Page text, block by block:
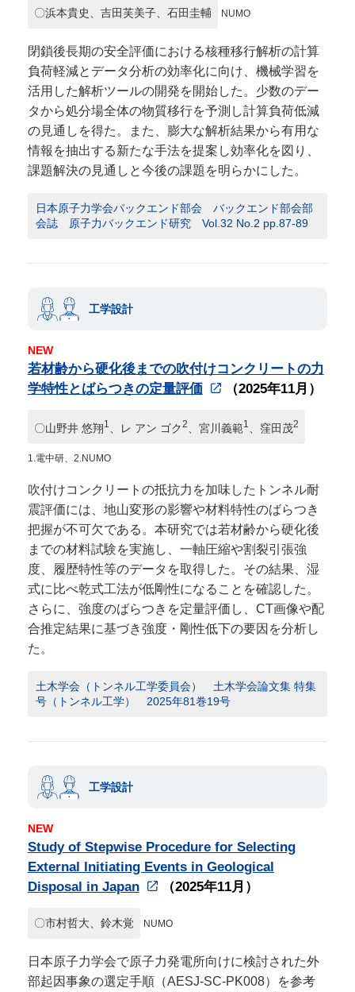
〇浜本貴史、吉田芙美子、石田圭輔 NUMO
閉鎖後長期の安全評価における核種移行解析の計算
負荷軽減とデータ分析の効率化に向け、機械学習を
活用した解析ツールの開発を開始した。少数のデー
タから処分場全体の物質移行を予測し計算負荷低減
の見通しを得た。また、膨大な解析結果から有用な
情報を抽出する新たな手法を提案し効率化を図り、
課題解決の見通しと今後の課題を明らかにした。
日本原子力学会バックエンド部会 バックエンド部会部
会誌 原子力バックエンド研究 Vol.32 No.2 pp.87-89
工学設計
NEW
若材齢から硬化後までの吹付けコンクリートの力
学特性とばらつきの定量評価
（2025年11月）
〇山野井 悠翔1 、レ アン ゴク2 、宮川義範1 、窪田茂2
1.電中研、2.NUMO
吹付けコンクリートの抵抗力を加味したトンネル耐
震評価には、地山変形の影響や材料特性のばらつき
把握が不可欠である。本研究では若材齢から硬化後
までの材料試験を実施し、一軸圧縮や割裂引張強
度、履歴特性等のデータを取得した。その結果、湿
式に比べ乾式工法が低剛性になることを確認した。
さらに、強度のばらつきを定量評価し、CT画像や配
合推定結果に基づき強度・剛性低下の要因を分析し
た。
土木学会（トンネル工学委員会） 土木学会論文集 特集
号（トンネル工学） 2025年81巻19号
工学設計
NEW
Study of Stepwise Procedure for Selecting
External Initiating Events in Geological
Disposal in Japan
（2025年11月）
〇市村哲大、鈴木覚 NUMO
日本原子力学会で原子力発電所向けに検討された外
部起因事象の選定手順（AESJ-SC-PK008）を参考